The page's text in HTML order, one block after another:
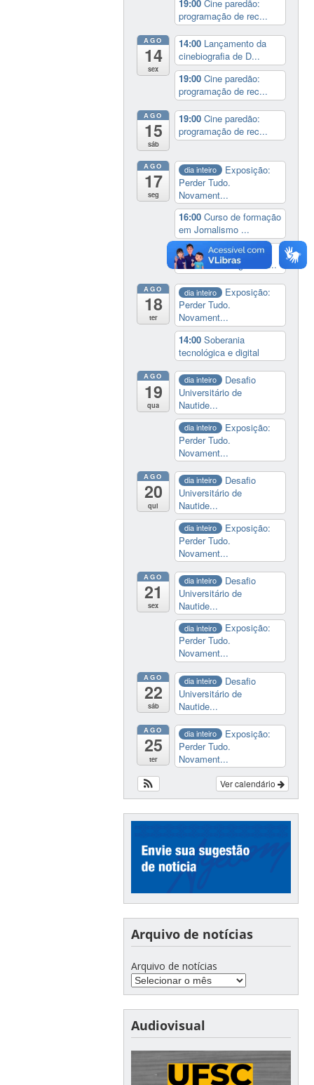
19:00Cine paredão:
programação de rec...
AGO
14
sex
14:00 Lançamento da
cinebiografia de D...
19:00Cine paredão:
programação de rec...
AGO
15
sáb
19:00Cine paredão:
programação de rec...
AGO
17
seg
dia inteiro
Exposição:
Perder Tudo.
Novament...
16:00Curso de formação
em Jornalismo ...
19:00 Aula Magna do
IELA: Homenagem ao...
AGO
18
ter
dia inteiro
Exposição:
Perder Tudo.
Novament...
14:00Soberania
tecnológica e digital
AGO
19
qua
dia inteiro
Desafio
Universitário de
Nautide...
dia inteiro
Exposição:
Perder Tudo.
Novament...
AGO
20
qui
dia inteiro
Desafio
Universitário de
Nautide...
dia inteiro
Exposição:
Perder Tudo.
Novament...
AGO
21
sex
dia inteiro
Desafio
Universitário de
Nautide...
dia inteiro
Exposição:
Perder Tudo.
Novament...
AGO
22
sáb
dia inteiro
Desafio
Universitário de
Nautide...
AGO
25
ter
dia inteiro
Exposição:
Perder Tudo.
Novament...
Ver calendário
Arquivo de notícias
Arquivo de notícias
Audiovisual